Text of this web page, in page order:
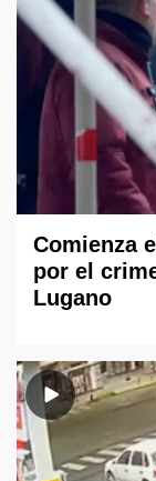
Comienza
por el
Lugano